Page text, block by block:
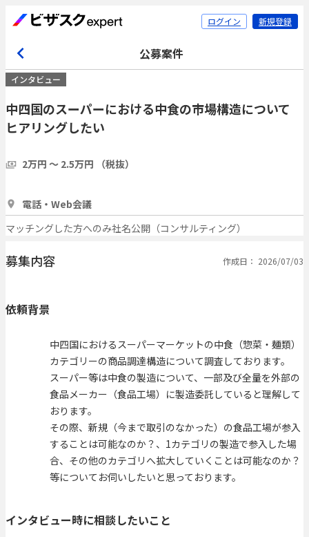
ログイン 新規登録
公募案件
インタビュー
中四国のスーパーにおける中食の市場構造について
ヒアリングしたい
2万円 〜 2.5万円 （税抜）
電話・Web会議
マッチングした方へのみ社名公開（コンサルティング）
募集内容 作成日： 2026/07/03
依頼背景
中四国におけるスーパーマーケットの中食（惣菜・麺類）
カテゴリーの商品調達構造について調査しております。
スーパー等は中食の製造について、一部及び全量を外部の
食品メーカー（食品工場）に製造委託していると理解して
おります。
その際、新規（今まで取引のなかった）の食品工場が参入
することは可能なのか？、1カテゴリの製造で参入した場
合、その他のカテゴリへ拡大していくことは可能なのか？
等についてお伺いしたいと思っております。
インタビュー時に相談したいこと